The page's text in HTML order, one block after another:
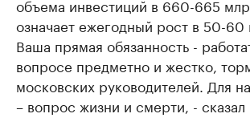
объема инвестиций в 660-665
означает ежегодный рост в 50-
Ваша прямая обязанность -
вопросе предметно и жестко,
московских руководителей. Для
– вопрос жизни и смерти, - сказал